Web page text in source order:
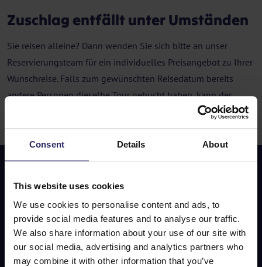
Consent Details About
This website uses cookies
We use cookies to personalise content and ads, to
provide social media features and to analyse our traffic.
We also share information about your use of our site with
our social media, advertising and analytics partners who
may combine it with other information that you’ve
Zuschlag entfällt unter Umständen
Sie reisen alleine? Dann wenden Sie sich bitte an unser
Reservierungsteam für ein individuelles Preisangebot zu Ihrer
Wunschreise. Falls zum gewünschten Reisedatum bereits
andere Personen dieselbe Tour gebucht haben, kann der
Zuschlag für Gepäcktransport und Transfers entfallen – das
spart Ihnen Kosten.
Verpassen Sie unsere
Sonderangebote und Tipps
nicht!